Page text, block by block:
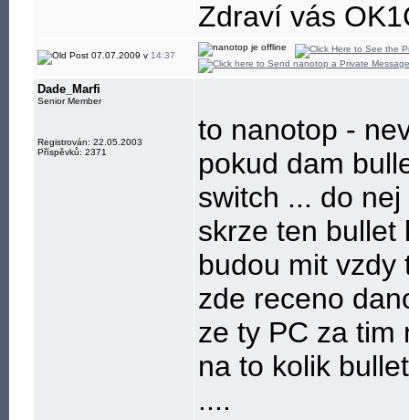
Zdraví vás
07.07.2009 v 14:37
Dade_Marfi
Senior Member
Registrován: 22.05.2003
Příspěvků: 2371
to nanotop -
pokud dam
switch ... do
skrze ten bullet
budou mit vzdy
zde receno
ze ty PC za tim
na to kolik
....